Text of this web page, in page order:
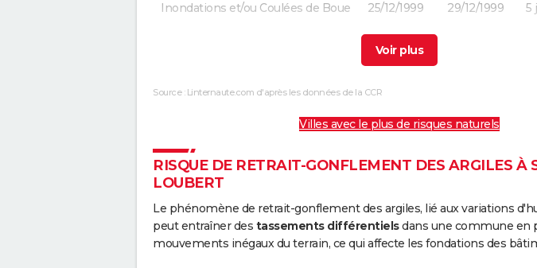
Inondations et/ou Coulées de Boue 25/12/1999 29/12/1999 5 j
25/12/1999
Inondations et/ou Coulées de Boue 16/07/1983
Inondations et/ou Coulées de Boue 08/12/1982 31/12/1982
Inondations et/ou Coulées de Boue 06/11/1982 10/11/1982 5 j
Source : Linternaute.com d'après les données de la CCR
Villes avec le plus de risques naturels
RISQUE DE RETRAIT-GONFLEMENT DES ARGILES À
LOUBERT
Le phénomène de retrait-gonflement des argiles, lié aux variations
peut entraîner des tassements différentielsdans une commune en
mouvements inégaux du terrain, ce qui affecte les fondations des